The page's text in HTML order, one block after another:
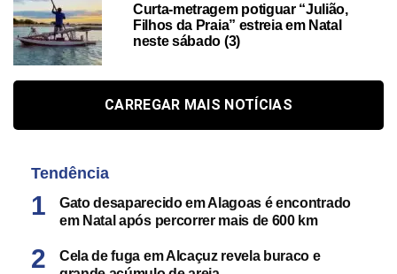
Curta-metragem potiguar “Julião,
Filhos da Praia” estreia em Natal
neste sábado (3)
CARREGAR MAIS NOTÍCIAS
Tendência
Gato desaparecido em Alagoas é encontrado
em Natal após percorrer mais de 600 km
Cela de fuga em Alcaçuz revela buraco e